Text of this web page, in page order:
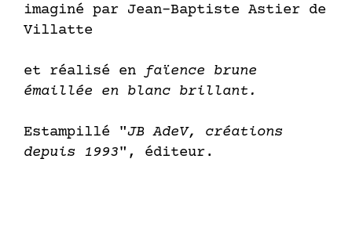
imaginé par Jean-Baptiste Astier de
Villatte
et réalisé en faïence brune
émaillée en blanc brillant.
Estampillé "JB AdeV, créations
depuis 1993", éditeur.